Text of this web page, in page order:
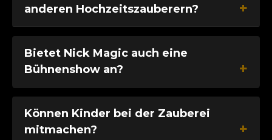
anderen Hochzeitszauberern?
Bietet Nick Magic auch eine
Bühnenshow an?
Können Kinder bei der Zauberei
mitmachen?